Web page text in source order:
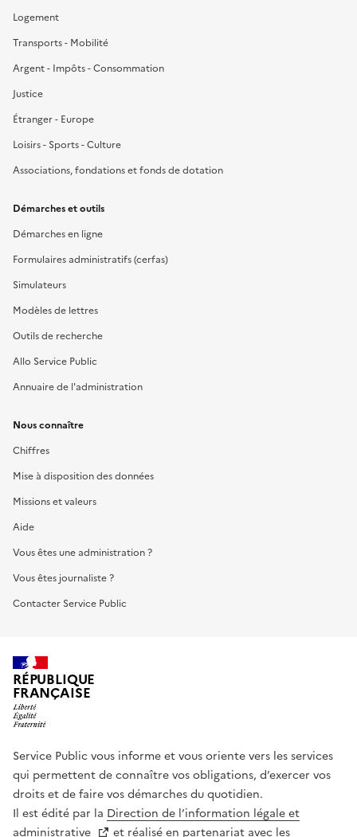
Logement
Transports - Mobilité
Argent - Impôts - Consommation
Justice
Étranger - Europe
Loisirs - Sports - Culture
Associations, fondations et fonds de dotation
Démarches et outils
Démarches en ligne
Formulaires administratifs (cerfas)
Simulateurs
Modèles de lettres
Outils de recherche
Allo Service Public
Annuaire de l'administration
Nous connaître
Chiffres
Mise à disposition des données
Missions et valeurs
Aide
Vous êtes une administration ?
Vous êtes journaliste ?
Contacter Service Public
RÉPUBLIQUE
FRANÇAISE
Service Public vous informe et vous oriente vers les services
qui permettent de connaître vos obligations, d’exercer vos
droits et de faire vos démarches du quotidien.
Il est édité par la Direction de l’information légale et
administrative
et réalisé en partenariat avec les